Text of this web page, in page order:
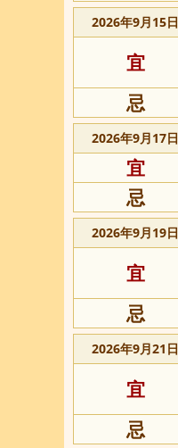
2026年9月15日
宜
忌
2026年9月17日
宜
忌
2026年9月19日
宜
忌
2026年9月21日
宜
忌